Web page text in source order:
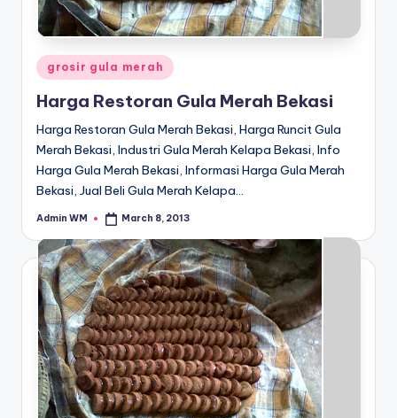
Posted
in
grosir gula merah
Harga Restoran Gula Merah Bekasi
Harga Restoran Gula Merah Bekasi, Harga Runcit Gula
Merah Bekasi, Industri Gula Merah Kelapa Bekasi, Info
Harga Gula Merah Bekasi, Informasi Harga Gula Merah
Bekasi, Jual Beli Gula Merah Kelapa…
Posted
Admin WM March 8, 2013